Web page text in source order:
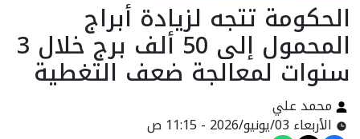
الحكومة تتجه لزيادة أبراج
المحمول إلى 50 ألف برج خلال 3
سنوات لمعالجة ضعف التغطية
محمد علي
الأربعاء 03/يونيو/2026 - 11:15 ص